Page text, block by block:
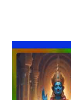
तंत्र में दिया गया है
महाकाल कवच किसी
सकता है महाकाल कवच
से बच सकते हैं, भूत